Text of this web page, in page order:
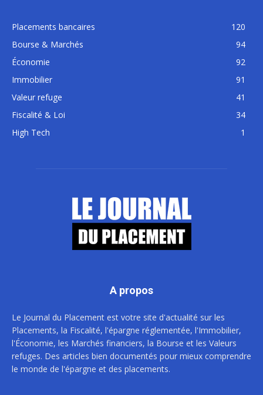
Placements bancaires
120
Bourse & Marchés
94
Économie
92
Immobilier
91
Valeur refuge
41
Fiscalité & Loi
34
High Tech
1
A propos
Le Journal du Placement est votre site d'actualité sur les
Placements, la Fiscalité, l'épargne réglementée, l'Immobilier,
l'Économie, les Marchés financiers, la Bourse et les Valeurs
refuges. Des articles bien documentés pour mieux comprendre
le monde de l'épargne et des placements.